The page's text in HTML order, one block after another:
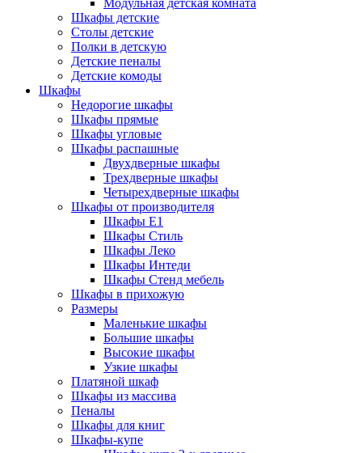
Модульная детская комната
Шкафы детские
Столы детские
Полки в детскую
Детские пеналы
Детские комоды
Шкафы
Недорогие шкафы
Шкафы прямые
Шкафы угловые
Шкафы распашные
Двухдверные шкафы
Трехдверные шкафы
Четырехдверные шкафы
Шкафы от производителя
Шкафы E1
Шкафы Стиль
Шкафы Леко
Шкафы Интеди
Шкафы Стенд мебель
Шкафы в прихожую
Размеры
Маленькие шкафы
Большие шкафы
Высокие шкафы
Узкие шкафы
Платяной шкаф
Шкафы из массива
Пеналы
Шкафы для книг
Шкафы-купе